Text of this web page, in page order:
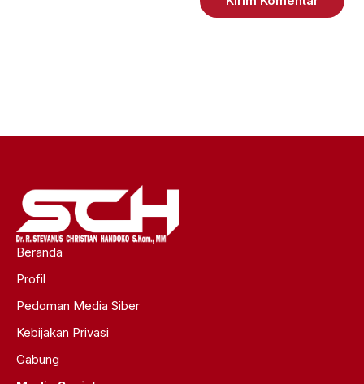
Beranda
Profil
Pedoman Media Siber
Kebijakan Privasi
Gabung